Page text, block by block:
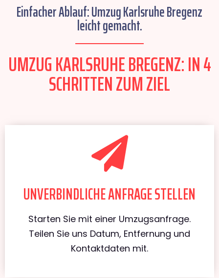
Einfacher Ablauf: Umzug Karlsruhe Bregenz
leicht gemacht.
UMZUG KARLSRUHE BREGENZ: IN 4
SCHRITTEN ZUM ZIEL
UNVERBINDLICHE ANFRAGE STELLEN
Starten Sie mit einer Umzugsanfrage.
Teilen Sie uns Datum, Entfernung und
Kontaktdaten mit.